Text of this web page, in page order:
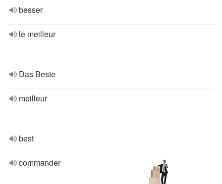
besser
le meilleur
Das Beste
meilleur
best
commander